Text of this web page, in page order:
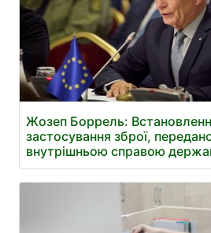
Жозеп Боррель:
застосування зброї,
внутрішньою справою